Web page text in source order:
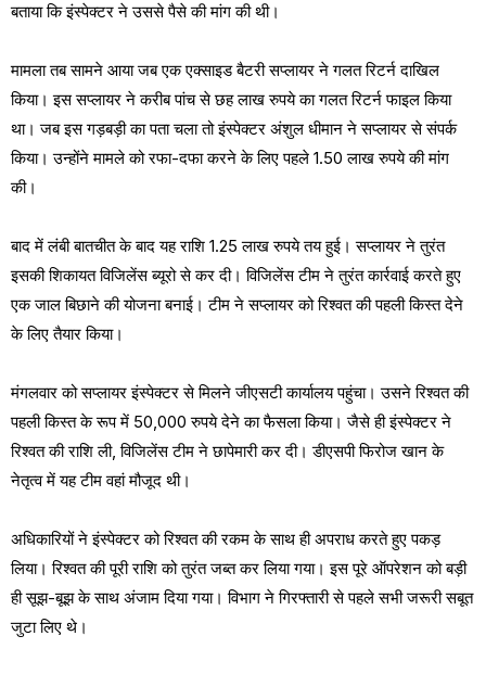
बताया कि इंस्पेक्टर ने उससे पैसे की मांग की थी।
मामला तब सामने आया जब एक एक्साइड बैटरी सप्लायर ने गलत रिटर्न दाखिल
किया। इस सप्लायर ने करीब पांच से छह लाख रुपये का गलत रिटर्न फाइल किया
था। जब इस गड़बड़ी का पता चला तो इंस्पेक्टर अंशुल धीमान ने सप्लायर से संपर्क
किया। उन्होंने मामले को रफा-दफा करने के लिए पहले 1.50 लाख रुपये की मांग
की।
बाद में लंबी बातचीत के बाद यह राशि 1.25 लाख रुपये तय हुई। सप्लायर ने तुरंत
इसकी शिकायत विजिलेंस ब्यूरो से कर दी। विजिलेंस टीम ने तुरंत कार्रवाई करते हुए
एक जाल बिछाने की योजना बनाई। टीम ने सप्लायर को रिश्वत की पहली किस्त देने
के लिए तैयार किया।
मंगलवार को सप्लायर इंस्पेक्टर से मिलने जीएसटी कार्यालय पहुंचा। उसने रिश्वत की
पहली किस्त के रूप में 50,000 रुपये देने का फैसला किया। जैसे ही इंस्पेक्टर ने
रिश्वत की राशि ली, विजिलेंस टीम ने छापेमारी कर दी। डीएसपी फिरोज खान के
नेतृत्व में यह टीम वहां मौजूद थी।
अधिकारियों ने इंस्पेक्टर को रिश्वत की रकम के साथ ही अपराध करते हुए पकड़
लिया। रिश्वत की पूरी राशि को तुरंत जब्त कर लिया गया। इस पूरे ऑपरेशन को बड़ी
ही सूझ-बूझ के साथ अंजाम दिया गया। विभाग ने गिरफ्तारी से पहले सभी जरूरी सबूत
जुटा लिए थे।